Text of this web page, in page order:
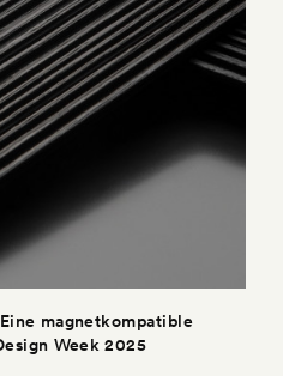
magnetkompatible
Week 2025